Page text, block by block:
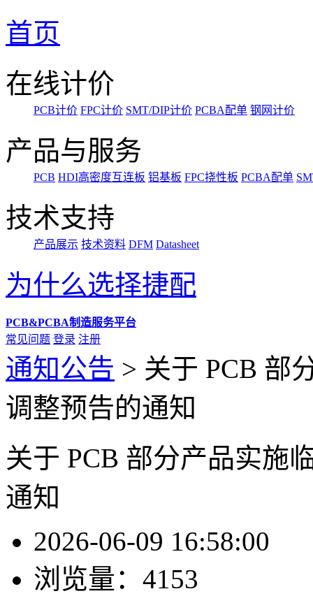
首页
在线计价
PCB计价 FPC计价 SMT/DIP计价 PCBA配单 钢网计价
产品与服务
PCB HDI高密度互连板 铝基板 FPC挠性板 PCBA配单
技术支持
产品展示 技术资料 DFM Datasheet
为什么选择捷配
PCB&PCBA制造服务平台
常见问题 登录 注册
通知公告 > 关于 PCB 部
调整预告的通知
关于 PCB 部分产品实施
通知
2026-06-09 16:58:00
浏览量： 4153